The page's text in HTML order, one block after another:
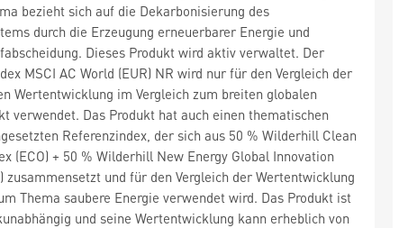
bezieht sich auf die Dekarbonisierung des
durch die Erzeugung erneuerbarer Energie und
Dieses Produkt wird aktiv verwaltet. Der
MSCI AC World (EUR) NR wird nur für den Vergleich der
Wertentwicklung im Vergleich zum breiten globalen
verwendet. Das Produkt hat auch einen thematischen
Referenzindex, der sich aus 50 % Wilderhill Clean
(ECO) + 50 % Wilderhill New Energy Global Innovation
zusammensetzt und für den Vergleich der Wertentwicklung
Thema saubere Energie verwendet wird. Das Produkt ist
und seine Wertentwicklung kann erheblich von